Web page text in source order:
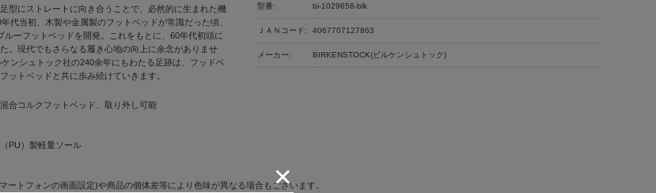
型にストレートに向き合うことで、必然的に生まれた機
代当初、木製や金属製のフットベッドが常識だった頃、
ルーフットベッドを開発。これをもとに、60年代初頭に
。現代でもさらなる履き心地の向上に余念がありませ
ンシュトック社の240余年にもわたる足跡は、フッドベ
ットベッドと共に歩み続けていきます。
型番: bi-1029658-blk
ＪＡＮコード: 4067707127863
メーカー: BIRKENSTOCK(ビルケンシュトック)
合コルクフットベッド、取り外し可能
PU）製軽量ソール
ートフォンの画面設定)や商品の個体差等により色味が異なる場合もございます。